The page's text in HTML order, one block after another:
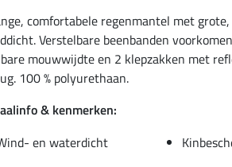
comfortabele regenmantel met
Verstelbare beenbanden
mouwwijdte en 2 klepzakken met
100 % polyurethaan.
& kenmerken:
en waterdicht